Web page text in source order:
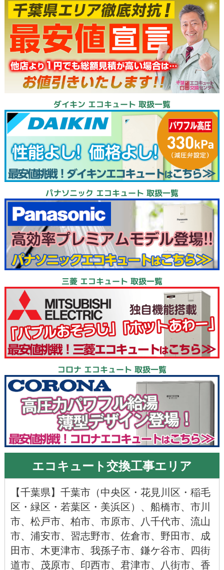
ダイキン エコキュート 取扱一覧
パナソニック エコキュート 取扱一覧
三菱 エコキュート 取扱一覧
コロナ エコキュート 取扱一覧
エコキュート交換工事エリア
【千葉県】千葉市（中央区 ・ 花見川区 ・ 稲毛
区 ・ 緑区 ・ 若葉区 ・ 美浜区）、 船橋市、 市川
市、 松戸市、 柏市、 市原市、 八千代市、 流山
市、 浦安市、 習志野市、 佐倉市、 野田市、 成
田市、 木更津市、 我孫子市、 鎌ケ谷市、 四街
道市、 茂原市、 印西市、 君津市、 八街市、 香